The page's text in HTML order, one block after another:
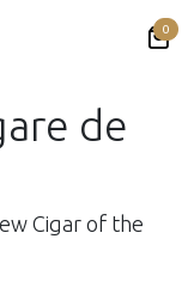
0
de
Cigar of the